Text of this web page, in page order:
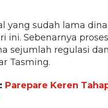
yang sudah lama
ini. Sebenarnya
sejumlah regulasi
Tasming.
Parepare Keren